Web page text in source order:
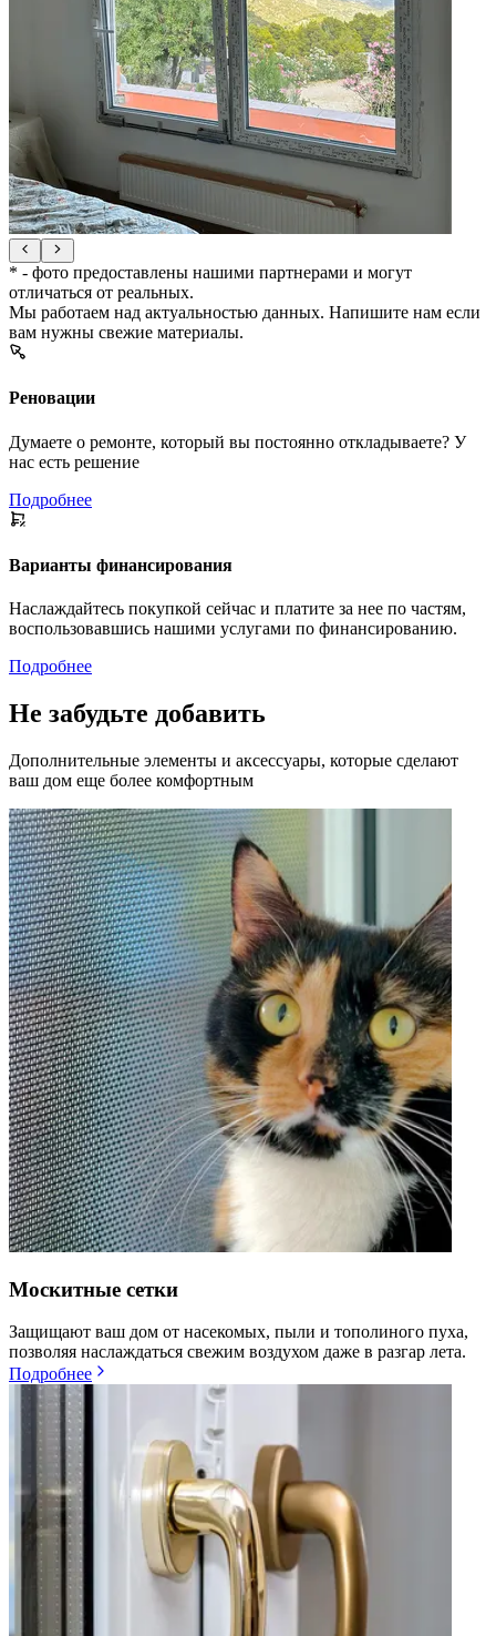
* - фото предоставлены нашими партнерами и могут
отличаться от реальных.
Мы работаем над актуальностью данных. Напишите нам если
вам нужны свежие материалы.
Реновации
Думаете о ремонте, который вы постоянно откладываете? У
нас есть решение
Подробнее
Варианты финансирования
Наслаждайтесь покупкой сейчас и платите за нее по частям,
воспользовавшись нашими услугами по финансированию.
Подробнее
Не забудьте добавить
Дополнительные элементы и аксессуары, которые сделают
ваш дом еще более комфортным
Москитные сетки
Защищают ваш дом от насекомых, пыли и тополиного пуха,
позволяя наслаждаться свежим воздухом даже в разгар лета.
Подробнее